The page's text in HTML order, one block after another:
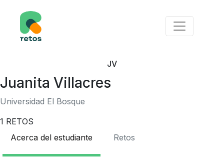
JV
Juanita Villacres
Universidad El Bosque
1 RETOS
Acerca del estudiante
Retos